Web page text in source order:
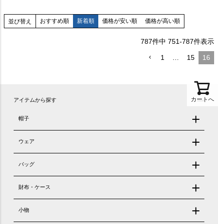
並び替え おすすめ順 新着順 価格が安い順 価格が高い順
787件中 751-787件表示
1 … 15 16
カートへ
アイテムから探す
帽子
ウェア
バッグ
財布・ケース
小物